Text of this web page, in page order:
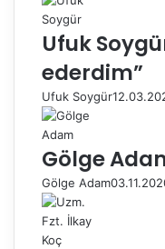
Ufuk
ederdim”
Ufuk Soygür
Gölge
Gölge Adam